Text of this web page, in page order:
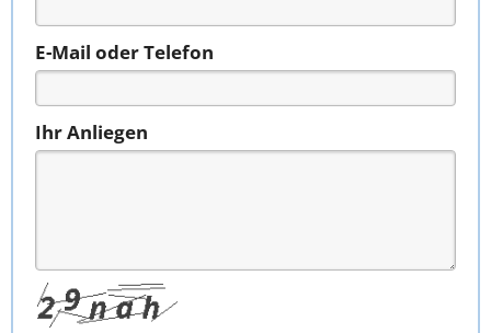
E-Mail oder Telefon
Ihr Anliegen